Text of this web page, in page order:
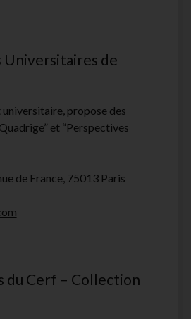
Universitaires de
propose des
et “Perspectives
de France, 75013 Paris
du Cerf – Collection